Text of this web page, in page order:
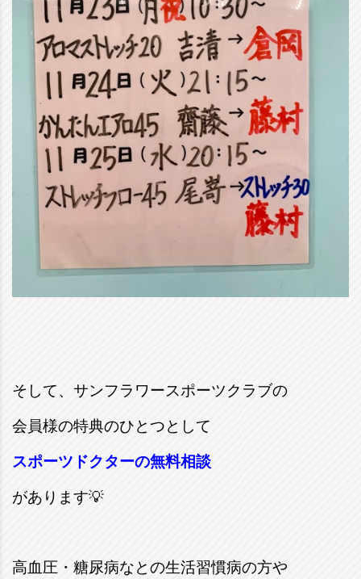
そして、サンフラワースポーツクラブの
会員様の特典のひとつとして
スポーツドクターの無料相談
があります💡
高血圧・糖尿病なとの生活習慣病の方や